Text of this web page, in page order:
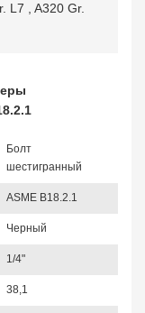
L7
A320 Gr.
Болт
шестигранный
ASME B18.2.1
Черный
1/4"
38,1